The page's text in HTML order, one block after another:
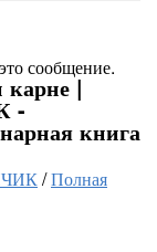
сообщение.
|
-
книга
/Полная